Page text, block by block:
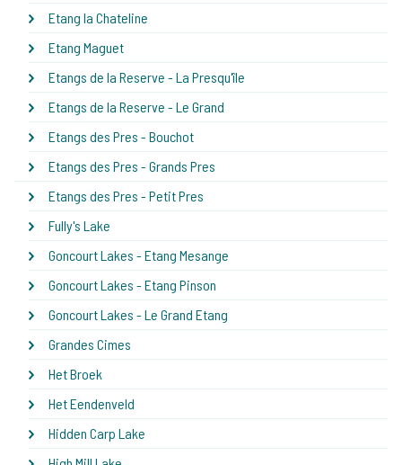
Etang la Chateline
Etang Maguet
Etangs de la Reserve - La Presqu'île
Etangs de la Reserve - Le Grand
Etangs des Pres - Bouchot
Etangs des Pres - Grands Pres
Etangs des Pres - Petit Pres
Fully's Lake
Goncourt Lakes - Etang Mesange
Goncourt Lakes - Etang Pinson
Goncourt Lakes - Le Grand Etang
Grandes Cimes
Het Broek
Het Eendenveld
Hidden Carp Lake